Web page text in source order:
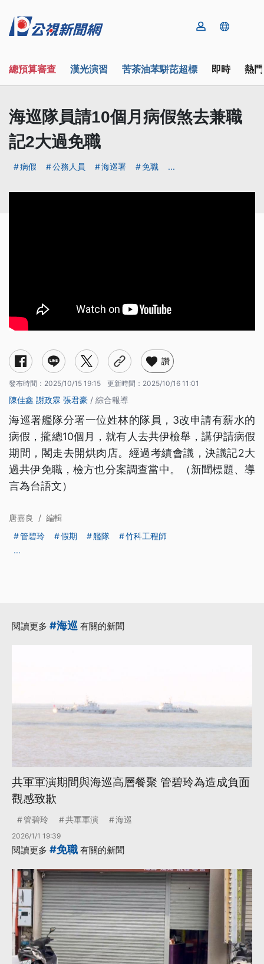
總預算審查 漢光演習 苦茶油苯駢芘超標 即時 熱
海巡隊員請10個月病假煞去兼職
記2大過免職
病假 公務人員 海巡署 免職 ...
讚
發布時間： 2025/10/15 19:15 更新時間： 2025/10/16 11:01
陳佳鑫 謝政霖 張君豪 / 綜合報導
海巡署艦隊分署一位姓林的隊員，3改申請有薪水的
病假，攏總10個月，就有人去共伊檢舉，講伊請病假
期間，閣走去開烘肉店。經過考績會議，決議記2大
過共伊免職，檢方也分案調查當中。（新聞標題、導
言為台語文）
唐嘉良 / 編輯
管碧玲
假期 艦隊
竹科工程師
...
閱讀更多 #海巡有關的新聞
共軍軍演期間與海巡高層餐聚 管碧玲為造成負面
觀感致歉
管碧玲 共軍軍演 海巡
2026/1/1 19:39
閱讀更多 #免職 有關的新聞